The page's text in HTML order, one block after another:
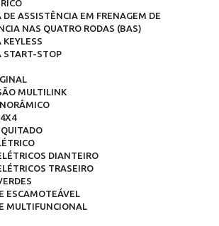
DE ASSISTÊNCIA EM FRENAGEM DE
NAS QUATRO RODAS (BAS)
START-STOP
MULTILINK
DIANTEIRO
TRASEIRO
ESCAMOTEÁVEL
MULTIFUNCIONAL